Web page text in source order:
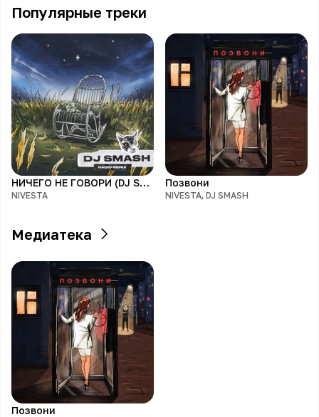
Популярные треки
НИЧЕГО НЕ ГОВОРИ (DJ SMASH REMIX)
NIVESTA
Позвони
NIVESTA, DJ SMASH
Медиатека
Позвони